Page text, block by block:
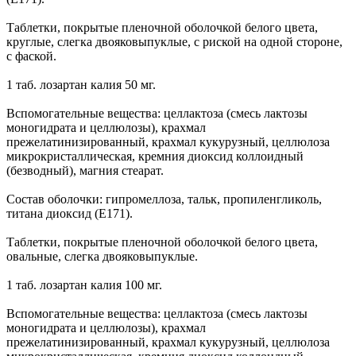
Таблетки, покрытые пленочной оболочкой белого цвета,
круглые, слегка двояковыпуклые, с риской на одной стороне,
с фаской.
1 таб. лозартан калия 50 мг.
Вспомогательные вещества: целлактоза (смесь лактозы
моногидрата и целлюлозы), крахмал
прежелатинизированный, крахмал кукурузный, целлюлоза
микрокристаллическая, кремния диоксид коллоидный
(безводный), магния стеарат.
Состав оболочки: гипромеллоза, тальк, пропиленгликоль,
титана диоксид (Е171).
Таблетки, покрытые пленочной оболочкой белого цвета,
овальные, слегка двояковыпуклые.
1 таб. лозартан калия 100 мг.
Вспомогательные вещества: целлактоза (смесь лактозы
моногидрата и целлюлозы), крахмал
прежелатинизированный, крахмал кукурузный, целлюлоза